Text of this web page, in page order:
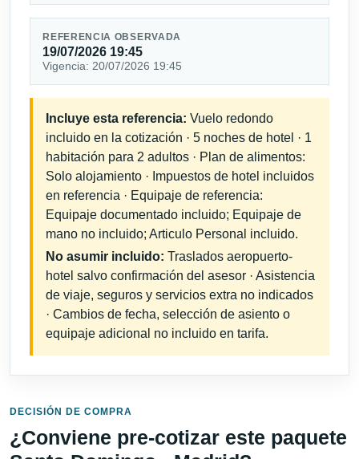
REFERENCIA OBSERVADA
19/07/2026 19:45
Vigencia: 20/07/2026 19:45
Incluye esta referencia: Vuelo redondo
incluido en la cotización · 5 noches de hotel · 1
habitación para 2 adultos · Plan de alimentos:
Solo alojamiento · Impuestos de hotel incluidos
en referencia · Equipaje de referencia:
Equipaje documentado incluido; Equipaje de
mano no incluido; Articulo Personal incluido.
No asumir incluido: Traslados aeropuerto-
hotel salvo confirmación del asesor · Asistencia
de viaje, seguros y servicios extra no indicados
· Cambios de fecha, selección de asiento o
equipaje adicional no incluido en tarifa.
DECISIÓN DE COMPRA
¿Conviene pre-cotizar este paquete